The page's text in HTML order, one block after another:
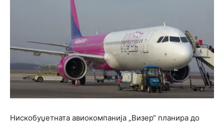
Нискобуџетната авиокомпанија „Визер“ планира до